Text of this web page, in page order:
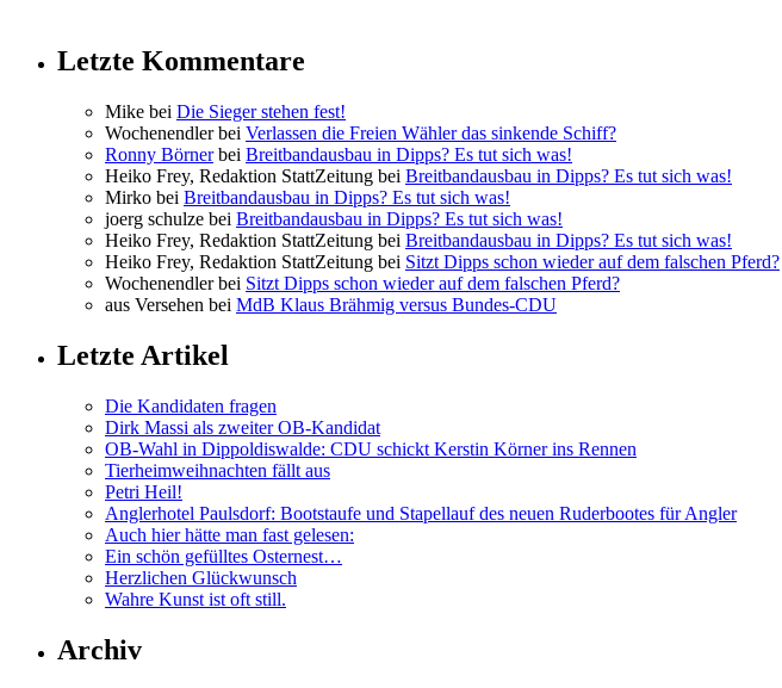
Letzte Kommentare
Mike bei Die Sieger stehen fest!
Wochenendler bei Verlassen die Freien Wähler das sinkende Schiff?
Ronny Börnerbei Breitbandausbau in Dipps? Es tut sich was!
Heiko Frey, Redaktion StattZeitung bei Breitbandausbau in Dipps? Es tut sich was!
Mirko bei Breitbandausbau in Dipps? Es tut sich was!
joerg schulze bei Breitbandausbau in Dipps? Es tut sich was!
Heiko Frey, Redaktion StattZeitung bei Breitbandausbau in Dipps? Es tut sich was!
Heiko Frey, Redaktion StattZeitung bei Sitzt Dipps schon wieder auf dem falschen Pferd?
Wochenendler bei Sitzt Dipps schon wieder auf dem falschen Pferd?
aus Versehen bei MdB Klaus Brähmig versus Bundes-CDU
Letzte Artikel
Die Kandidaten fragen
Dirk Massi als zweiter OB-Kandidat
OB-Wahl in Dippoldiswalde: CDU schickt Kerstin Körner ins Rennen
Tierheimweihnachten fällt aus
Petri Heil!
Anglerhotel Paulsdorf: Bootstaufe und Stapellauf des neuen Ruderbootes für Angler
Auch hier hätte man fast gelesen:
Ein schön gefülltes Osternest…
Herzlichen Glückwunsch
Wahre Kunst ist oft still.
Archiv